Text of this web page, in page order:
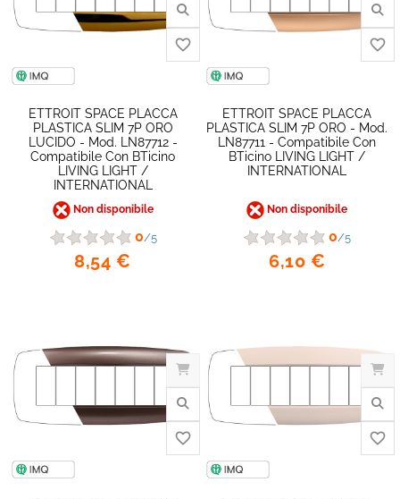
ETTROIT SPACE PLACCA
PLASTICA SLIM 7P ORO
LUCIDO - Mod. LN87712 -
Compatibile Con BTicino
LIVING LIGHT /
INTERNATIONAL
Non disponibile
0/5
8,54 €
ETTROIT SPACE PLACCA
PLASTICA SLIM 7P ORO - Mod.
LN87711 - Compatibile Con
BTicino LIVING LIGHT /
INTERNATIONAL
Non disponibile
0/5
6,10 €